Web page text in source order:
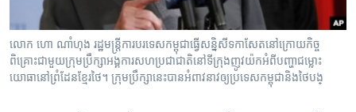
សម្ព័ន្ធ​
រំលង​
និង​
Khmer English
បណ្តាញ​សង្គម
លោក​ ហោ ណាំហុង រដ្ឋមន្ត្រីការ​បរទេស​កម្ពុជា​​ធ្វើ​សន្និសីទ​កាសែត​នៅ​ក្រោយ​កិច្ច​
ពិគ្រោះ​ជាមួយ​ក្រុម​ប្រឹក្សា​អង្គការ​សហប្រជាជាតិ​នៅ​ទី​ក្រុង​​ញូវយ៉ក​អំពី​បញ្ហា​ជម្លោះ​​
យោធា​នៅ​ព្រំដែន​ខ្មែរ​ថៃ។ ក្រុម​ប្រឹក្សា​នេះ​បាន​អំពាវនាវ​ឲ្យ​ប្រទេស​កម្ពុជា​និង​ថៃ​បង្